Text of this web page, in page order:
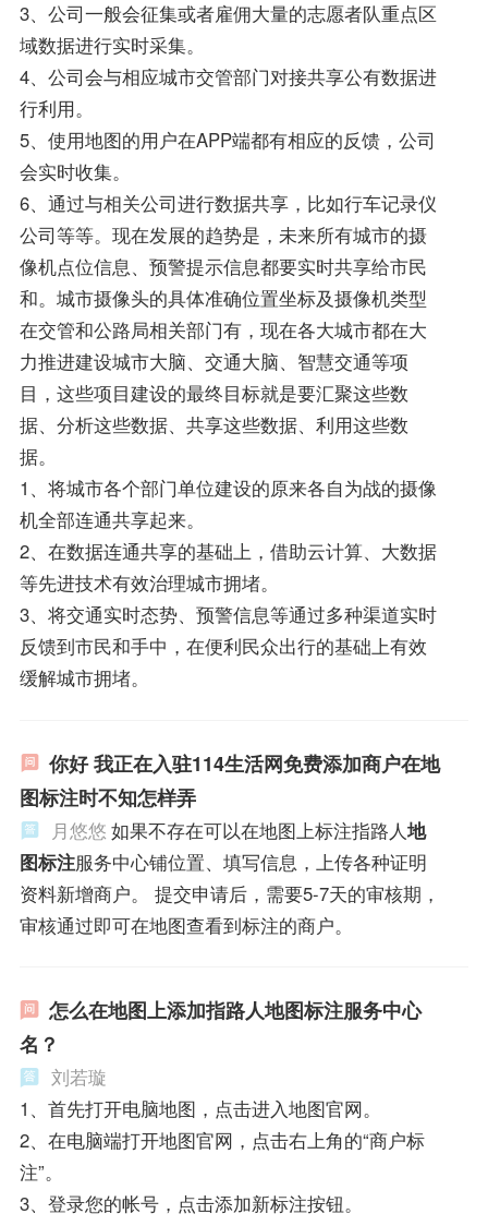
3、公司一般会征集或者雇佣大量的志愿者队重点区
域数据进行实时采集。
4、公司会与相应城市交管部门对接共享公有数据进
行利用。
5、使用地图的用户在APP端都有相应的反馈，公司
会实时收集。
6、通过与相关公司进行数据共享，比如行车记录仪
公司等等。现在发展的趋势是，未来所有城市的摄
像机点位信息、预警提示信息都要实时共享给市民
和。城市摄像头的具体准确位置坐标及摄像机类型
在交管和公路局相关部门有，现在各大城市都在大
力推进建设城市大脑、交通大脑、智慧交通等项
目，这些项目建设的最终目标就是要汇聚这些数
据、分析这些数据、共享这些数据、利用这些数
据。
1、将城市各个部门单位建设的原来各自为战的摄像
机全部连通共享起来。
2、在数据连通共享的基础上，借助云计算、大数据
等先进技术有效治理城市拥堵。
3、将交通实时态势、预警信息等通过多种渠道实时
反馈到市民和手中，在便利民众出行的基础上有效
缓解城市拥堵。
你好 我正在入驻114生活网免费添加商户在地
图标注时不知怎样弄
月悠悠 如果不存在可以在地图上标注指路人地
图标注服务中心铺位置、填写信息，上传各种证明
资料新增商户。 提交申请后，需要5-7天的审核期，
审核通过即可在地图查看到标注的商户。
怎么在地图上添加指路人地图标注服务中心
名？
刘若璇
1、首先打开电脑地图，点击进入地图官网。
2、在电脑端打开地图官网，点击右上角的“商户标
注”。
3、登录您的帐号，点击添加新标注按钮。